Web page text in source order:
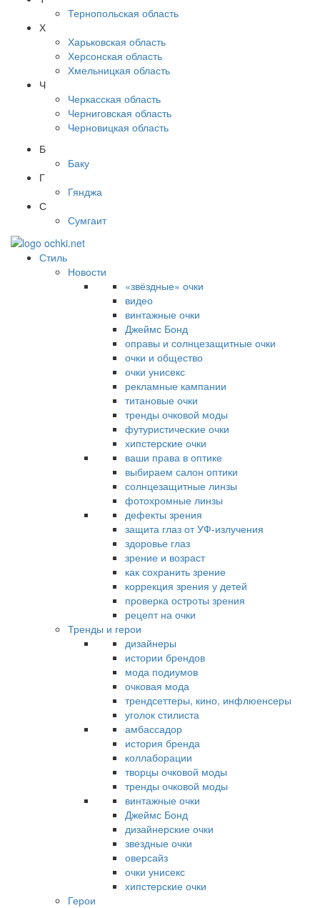
Тернопольская область
Х
Харьковская область
Херсонская область
Хмельницкая область
Ч
Черкасская область
Черниговская область
Черновицкая область
Б
Баку
Г
Гянджа
С
Сумгаит
Стиль
Новости
«звёздные» очки
видео
винтажные очки
Джеймс Бонд
оправы и солнцезащитные очки
очки и общество
очки унисекс
рекламные кампании
титановые очки
тренды очковой моды
футуристические очки
хипстерские очки
ваши права в оптике
выбираем салон оптики
солнцезащитные линзы
фотохромные линзы
дефекты зрения
защита глаз от УФ-излучения
здоровье глаз
зрение и возраст
как сохранить зрение
коррекция зрения у детей
проверка остроты зрения
рецепт на очки
Тренды и герои
дизайнеры
истории брендов
мода подиумов
очковая мода
трендсеттеры, кино, инфлюенсеры
уголок стилиста
амбассадор
история бренда
коллаборации
творцы очковой моды
тренды очковой моды
винтажные очки
Джеймс Бонд
дизайнерские очки
звездные очки
оверсайз
очки унисекс
хипстерские очки
Герои